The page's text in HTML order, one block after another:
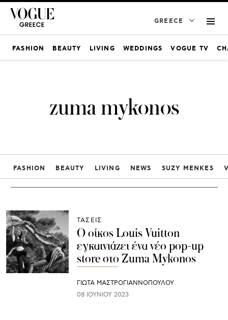
GREECE
FASHION BEAUTY LIVING WEDDINGS VOGUE TV
zuma mykonos
FASHION BEAUTY LIVING NEWS SUZY MENKES
ΤΑΣΕΙΣ
Ο οίκος Louis Vuitton
εγκαινιάζει ένα νέο pop-up
store στο Zuma Mykonos
ΓΙΩΤΑ ΜΑΣΤΡΟΓΙΑΝΝΟΠΟΥΛΟΥ
08 ΙΟΥΝΊΟΥ 2023